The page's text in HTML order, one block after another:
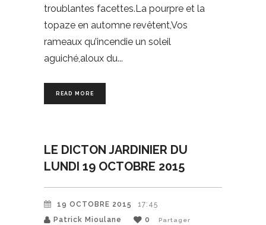
troublantes facettes.La pourpre et la
topaze en automne revêtent,Vos
rameaux qu’incendie un soleil
aguiché,aloux du
READ MORE
LE DICTON JARDINIER DU
LUNDI 19 OCTOBRE 2015
19 OCTOBRE 2015
17:45
Patrick Mioulane
0 Partager